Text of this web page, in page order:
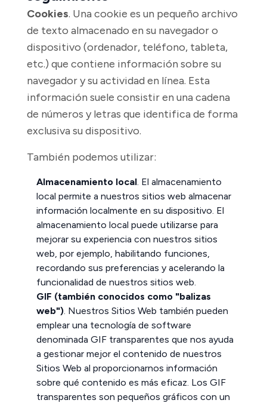
Cookies. Una cookie es un pequeño archivo
de texto almacenado en su navegador o
dispositivo (ordenador, teléfono, tableta,
etc.) que contiene información sobre su
navegador y su actividad en línea. Esta
información suele consistir en una cadena
de números y letras que identifica de forma
exclusiva su dispositivo.
También podemos utilizar:
Almacenamiento local. El almacenamiento
local permite a nuestros sitios web almacenar
información localmente en su dispositivo. El
almacenamiento local puede utilizarse para
mejorar su experiencia con nuestros sitios
web, por ejemplo, habilitando funciones,
recordando sus preferencias y acelerando la
funcionalidad de nuestros sitios web.
GIF (también conocidos como "balizas
web"). Nuestros Sitios Web también pueden
emplear una tecnología de software
denominada GIF transparentes que nos ayuda
a gestionar mejor el contenido de nuestros
Sitios Web al proporcionarnos información
sobre qué contenido es más eficaz. Los GIF
transparentes son pequeños gráficos con un